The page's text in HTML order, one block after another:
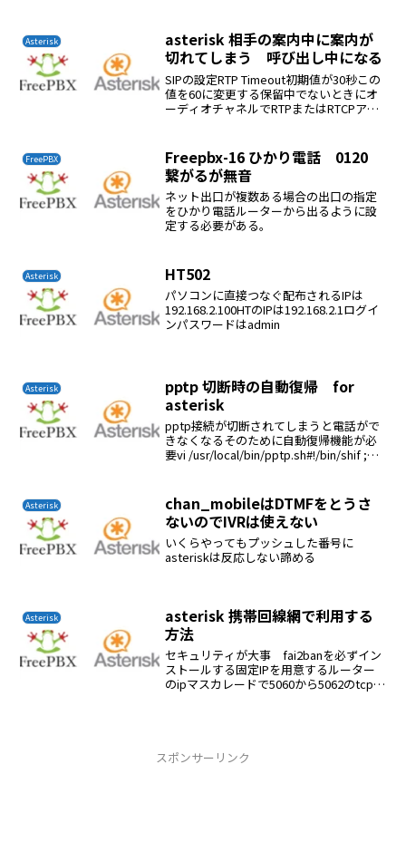
aste...
Asterisk
asterisk 相手の案内中に案内が
切れてしまう 呼び出し中になる
SIPの設定RTP Timeout初期値が30秒この
値を60に変更する保留中でないときにオ
ーディオチャネルでRTPまたはRTCPアク
誰かがケーブルをつまずいた...
FreePBX
Freepbx-16 ひかり電話 0120
繋がるが無音
ネット出口が複数ある場合の出口の指定
をひかり電話ルーターから出るように設
定する必要がある。
Asterisk HT502
パソコンに直接つなぐ配布されるIPは
192.168.2.100HTのIPは192.168.2.1ログイ
ンパスワードはadmin
Asterisk
pptp 切断時の自動復帰 for
asterisk
pptp接続が切断されてしまうと電話がで
きなくなるそのために自動復帰機能が必
要vi /usr/local/bin/pptp.sh#!/bin/shif ;
Asterisk
chan_mobileはDTMFをとうさ
ないのでIVRは使えない
いくらやってもプッシュした番号に
asteriskは反応しない諦める
Asterisk
asterisk 携帯回線網で利用する
方法
セキュリティが大事 fai2banを必ずイン
ストールする固定IPを用意するルーター
のipマスカレードで5060から5062のtcpと
スポンサーリンク